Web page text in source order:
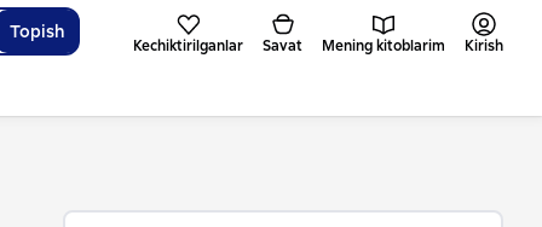
Topish
Kechiktirilganlar Savat Mening kitoblarim Kirish